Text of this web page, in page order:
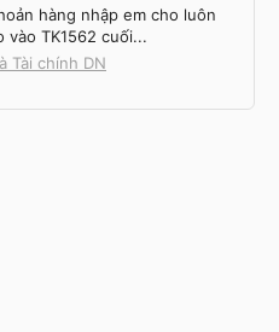
hàng nhập em cho luôn
TK1562 cuối...
Tài chính DN